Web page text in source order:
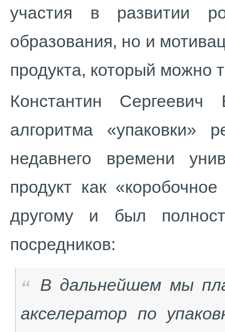
участия в развитии
образования, но и
продукта, который можно
Константин
алгоритма «упаковки»
недавнего времени
продукт как
другому и был
посредников:
В дальнейшем мы
акселератор по